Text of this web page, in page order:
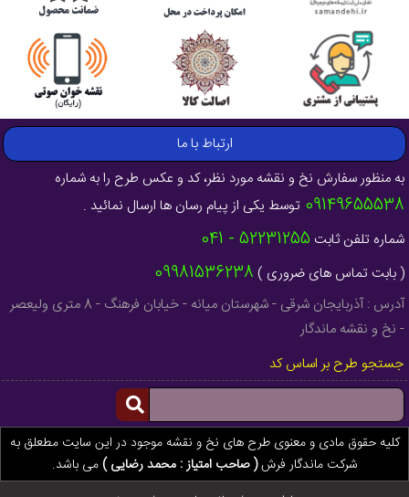
ارتباط با ما
به منظور سفارش نخ و نقشه مورد نظر، کد و عکس طرح را به شماره
09149655538 توسط یکی از پیام رسان ها ارسال نمائید .
شماره تلفن ثابت 52231255 - 041
( بابت تماس های ضروری ) 09981536238
آدرس : آذربایجان شرقی - شهرستان میانه - خیابان فرهنگ - 8 متری ولیعصر
- نخ و نقشه ماندگار
جستجو طرح بر اساس کد
کلیه حقوق مادی و معنوی طرح های نخ و نقشه موجود در این سایت مطعلق به
شرکت ماندگار فرش( صاحب امتیاز : محمد رضایی )می باشد.